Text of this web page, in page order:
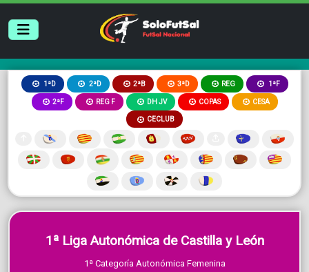
1ªD 2ªD 2ªB 3ªD REG 1ªF
2ªF REG F DH JV COPAS CESA
CECLUB
1ª Liga Autonómica de Castilla y León
1ª Categoría Autonómica Femenina